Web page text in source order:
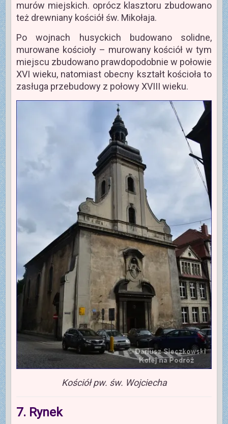
murów miejskich. oprócz klasztoru zbudowano
też drewniany kościół św. Mikołaja.
Po wojnach husyckich budowano solidne,
murowane kościoły – murowany kościół w tym
miejscu zbudowano prawdopodobnie w połowie
XVI wieku, natomiast obecny kształt kościoła to
zasługa przebudowy z połowy XVIII wieku.
Kościół pw. św. Wojciecha
7. Rynek